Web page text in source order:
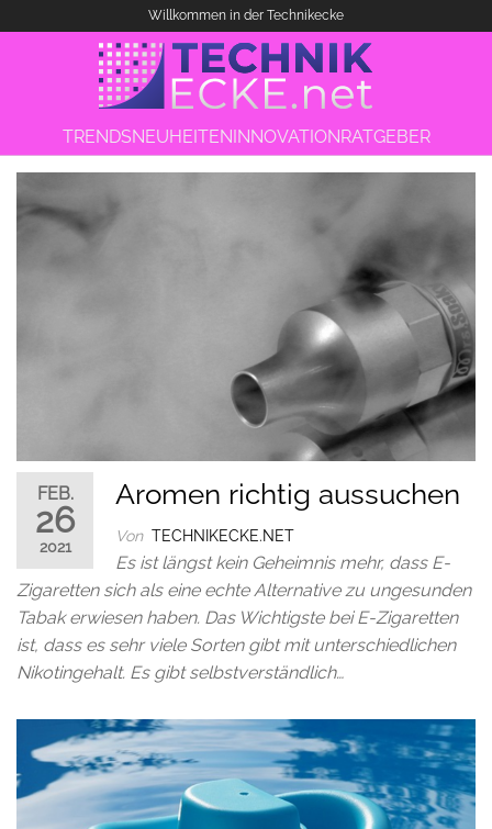
Willkommen in der Technikecke
TRENDSNEUHEITENINNOVATIONRATGEBER
FEB.
26
2021
Aromen richtig aussuchen
Von TECHNIKECKE.NET
Es ist längst kein Geheimnis mehr, dass E-
Zigaretten sich als eine echte Alternative zu ungesunden
Tabak erwiesen haben. Das Wichtigste bei E-Zigaretten
ist, dass es sehr viele Sorten gibt mit unterschiedlichen
Nikotingehalt. Es gibt selbstverständlich…